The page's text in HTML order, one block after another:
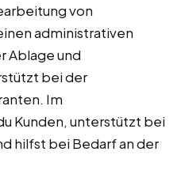
von
administrativen
Ablage und
bei der
Im
Kunden, unterstützt bei
hilfst bei Bedarf an der